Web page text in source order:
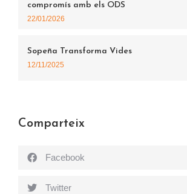
compromís amb els ODS
22/01/2026
Sopeña Transforma Vides
12/11/2025
Comparteix
Facebook
Twitter